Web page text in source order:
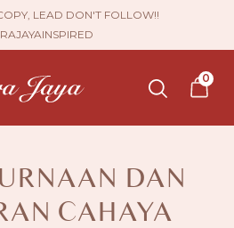
LEAD DON'T FOLLOW!!
0
DAN
CAHAYA